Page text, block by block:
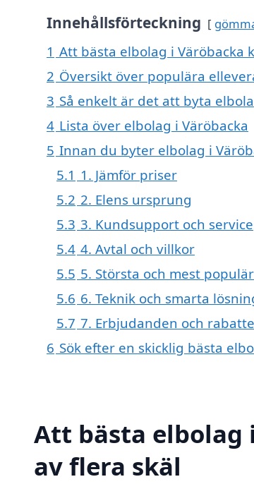
Innehållsförteckning
1 Att bästa elbolag i Väröbacka
2 Översikt över populära
3 Så enkelt är det att byta
4 Lista över elbolag i Väröbacka
5 Innan du byter elbolag i
5.1 1. Jämför priser
5.2 2. Elens ursprung
5.3 3. Kundsupport och service
5.4 4. Avtal och villkor
5.5 5. Största och mest
5.6 6. Teknik och smarta
5.7 7. Erbjudanden och
6 Sök efter en skicklig bästa
Att bästa elbolag
av flera skäl